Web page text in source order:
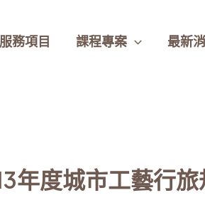
服務項目 課程專案 最新
年度城市工藝行